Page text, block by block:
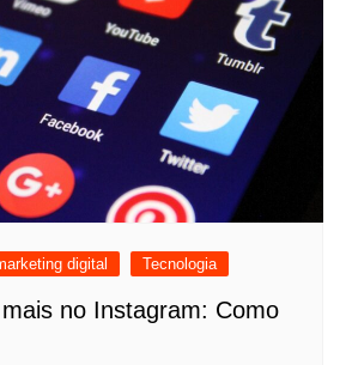
digital Tecnologia
no Instagram: Como